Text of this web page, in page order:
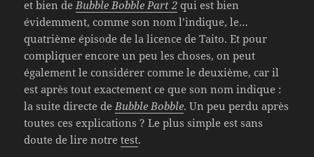
et bien de Bubble Bobble Part 2 qui est bien
évidemment, comme son nom l’indique, le…
quatrième épisode de la licence de Taito. Et pour
compliquer encore un peu les choses, on peut
également le considérer comme le deuxième, car il
est après tout exactement ce que son nom indique :
la suite directe de Bubble Bobble. Un peu perdu après
toutes ces explications ? Le plus simple est sans
doute de lire notretest.